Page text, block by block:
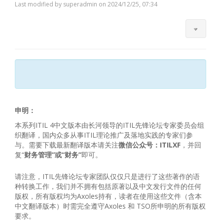
Last modified by superadmin on 2024/12/25, 07:34
申明：
本系列ITIL 4中文版本由长河领导的ITIL先锋论坛专家委员会组
织翻译，国内众多从事ITIL理论推广及落地实践的专家们参
与。需要下载最新翻译版本请关注微信公众号：ITILXF ，并回
复“财务管理”或“财务”即可。
请注意，ITIL先锋论坛专家团队仅仅只是进行了这些著作的语
种转换工作，我们并不拥有包括原著以及中文发行文件的任何
版权，所有版权均为Axoles持有，读者在使用这些文件（含本
中文翻译版本）时需完全遵守Axoles 和 TSO所申明的所有版权
要求。